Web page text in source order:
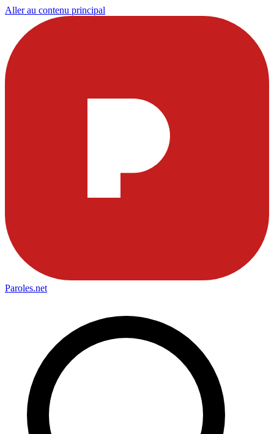
Aller au contenu principal
Paroles.net